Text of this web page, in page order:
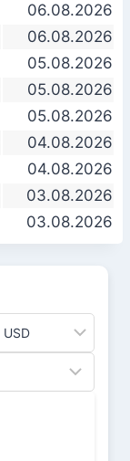
06.08.2026
06.08.2026
05.08.2026
05.08.2026
05.08.2026
04.08.2026
04.08.2026
03.08.2026
03.08.2026